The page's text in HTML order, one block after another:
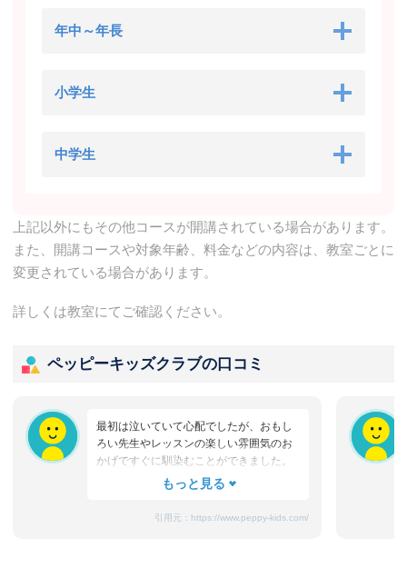
年中～年長
小学生
中学生
上記以外にもその他コースが開講されている場合があります。
また、開講コースや対象年齢、料金などの内容は、教室ごとに
変更されている場合があります。
詳しくは教室にてご確認ください。
ペッピーキッズクラブの口コミ
最初は泣いていて心配でしたが、おもし
ろい先生やレッスンの楽しい雰囲気のお
かげですぐに馴染むことができました。
たまにママと離れるときに嫌がることも
れ、お迎えのときはいつも笑顔です。
引用元： https://www.peppy-kids.com/